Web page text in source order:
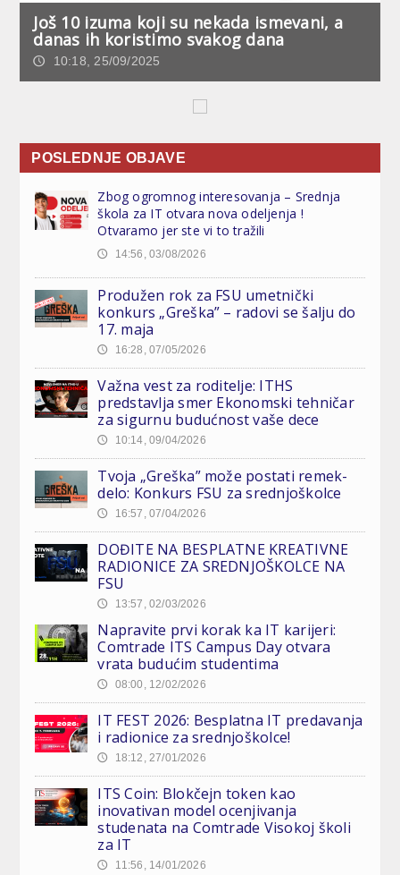
Još 10 izuma koji su nekada ismevani, a
danas ih koristimo svakog dana
🕔 10:18, 25/09/2025
POSLEDNJE OBJAVE
Zbog ogromnog interesovanja – Srednja
škola za IT otvara nova odeljenja !
Otvaramo jer ste vi to tražili
🕔 14:56, 03/08/2026
Produžen rok za FSU umetnički
konkurs „Greška” – radovi se šalju do
17. maja
🕔 16:28, 07/05/2026
Važna vest za roditelje: ITHS
predstavlja smer Ekonomski tehničar
za sigurnu budućnost vaše dece
🕔 10:14, 09/04/2026
Tvoja „Greška” može postati remek-
delo: Konkurs FSU za srednjoškolce
🕔 16:57, 07/04/2026
DOĐITE NA BESPLATNE KREATIVNE
RADIONICE ZA SREDNJOŠKOLCE NA
FSU
🕔 13:57, 02/03/2026
Napravite prvi korak ka IT karijeri:
Comtrade ITS Campus Day otvara
vrata budućim studentima
🕔 08:00, 12/02/2026
IT FEST 2026: Besplatna IT predavanja
i radionice za srednjoškolce!
🕔 18:12, 27/01/2026
ITS Coin: Blokčejn token kao
inovativan model ocenjivanja
studenata na Comtrade Visokoj školi
za IT
🕔 11:56, 14/01/2026